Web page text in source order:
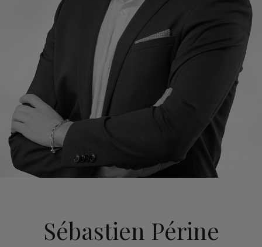
Sébastien Périne